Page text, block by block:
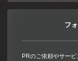
フ
PRのご依頼やサー